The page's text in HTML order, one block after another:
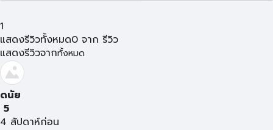
1
แสดงรีวิวทั้งหมด0 จาก รีวิว
แสดงรีวิวจากทั้งหมด
ดนัย
5
4 สัปดาห์ก่อน